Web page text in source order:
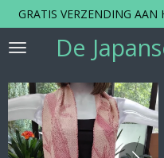
Ga
direct
naar
hoofdinhoud
De
GRATIS VERZENDING